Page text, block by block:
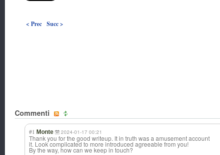
< Prec Succ >
Commenti
#1 Monte 2024-01-17 00:21
Thank you for the good writeup. It in truth was a amusement account
it. Look complicated to more introduced agreeable from you!
By the way, how can we keep in touch?